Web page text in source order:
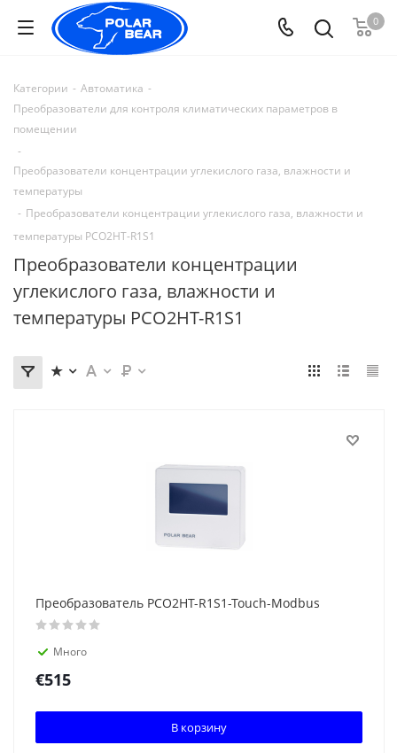
0
Категории - Автоматика -
Преобразователи для контроля климатических параметров в
помещении
-
Преобразователи концентрации углекислого газа, влажности и
температуры
- Преобразователи концентрации углекислого газа, влажности и
температуры PCO2HT-R1S1
Преобразователи концентрации
углекислого газа, влажности и
температуры PCO2HT-R1S1
Преобразователь PCO2HT-R1S1-Touch-Modbus
Много
€515
В корзину